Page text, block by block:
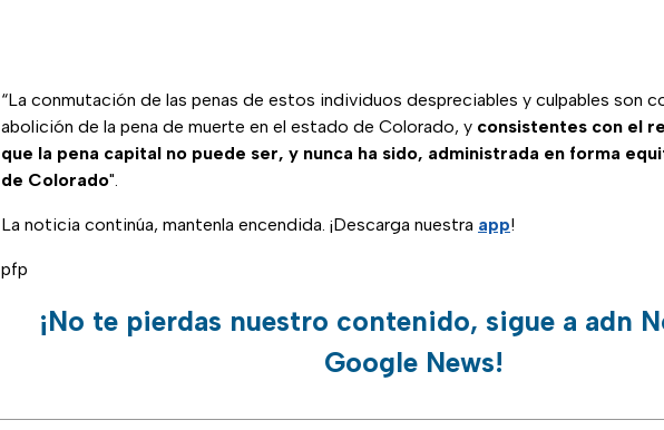
“La conmutación de las penas de estos individuos despreciables y culpables son
abolición de la pena de muerte en el estado de Colorado, y consistentes con el
que la pena capital no puede ser, y nunca ha sido, administrada en forma
de Colorado".
La noticia continúa, mantenla encendida. ¡Descarga nuestra app!
pfp
¡No te pierdas nuestro contenido, sigue a adn
Google News!